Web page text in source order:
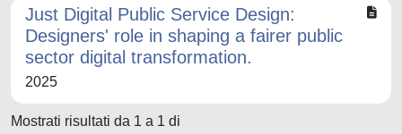
Just Digital Public Service Design:
Designers' role in shaping a fairer public
sector digital transformation.
2025
Mostrati risultati da 1 a 1 di